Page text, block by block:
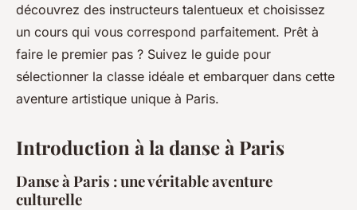
découvrez des instructeurs talentueux et choisissez
un cours qui vous correspond parfaitement. Prêt à
faire le premier pas ? Suivez le guide pour
sélectionner la classe idéale et embarquer dans cette
aventure artistique unique à Paris.
Introduction à la danse à Paris
Danse à Paris : une véritable aventure
culturelle